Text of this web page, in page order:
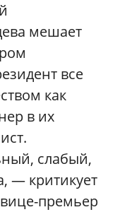
мешает
все
как
в их
слабый,
— критикует
премьер